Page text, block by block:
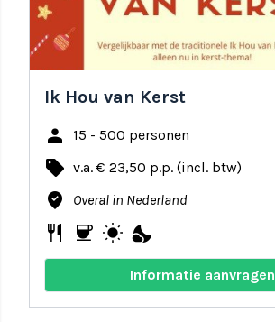
Ik Hou van Kerst
person 15 - 500 personen
local_offer v.a. € 23,50 p.p. (incl. btw)
where_to_vote Overal in Nederland
restaurant coffee wb_sunny nights_stay
Informatie aanvragen